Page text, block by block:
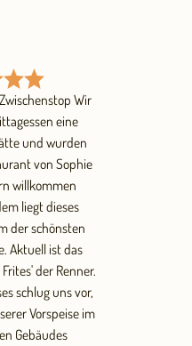
Wir
eine
und wurden
von Sophie
willkommen
liegt dieses
der schönsten
Aktuell ist das
der Renner.
schlug uns vor,
Vorspeise im
Gebäudes